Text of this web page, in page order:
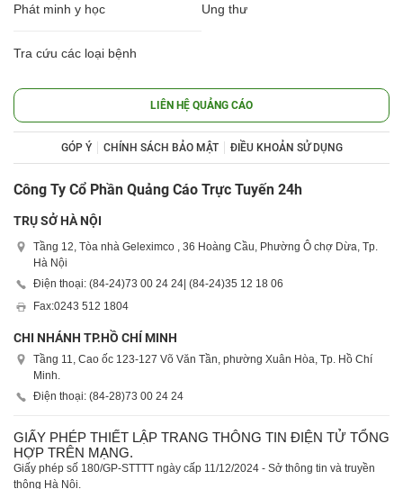
Phát minh y học Ung thư
Tra cứu các loại bệnh
LIÊN HỆ QUẢNG CÁO
GÓP Ý CHÍNH SÁCH BẢO MẬT ĐIỀU KHOẢN SỬ DỤNG
Công Ty Cổ Phần Quảng Cáo Trực Tuyến 24h
TRỤ SỞ HÀ NỘI
Tầng 12, Tòa nhà Geleximco , 36 Hoàng Cầu, Phường Ô chợ Dừa, Tp.
Hà Nội
Điện thoại: (84-24)73 00 24 24| (84-24)35 12 18 06
Fax:0243 512 1804
CHI NHÁNH TP.HỒ CHÍ MINH
Tầng 11, Cao ốc 123-127 Võ Văn Tần, phường Xuân Hòa, Tp. Hồ Chí
Minh.
Điện thoại: (84-28)73 00 24 24
GIẤY PHÉP THIẾT LẬP TRANG THÔNG TIN ĐIỆN TỬ TỔNG
HỢP TRÊN MẠNG.
Giấy phép số 180/GP-STTTT ngày cấp 11/12/2024 - Sở thông tin và truyền
thông Hà Nội.